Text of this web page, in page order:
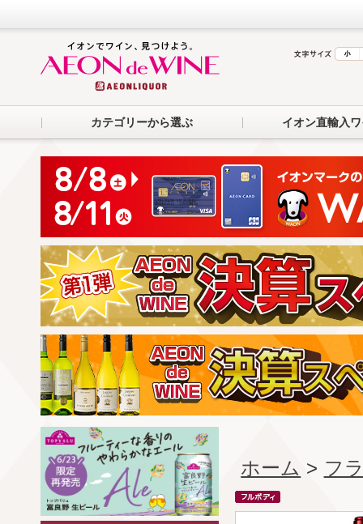
カテゴリーから選ぶ イオン直輸入
ホーム > フ